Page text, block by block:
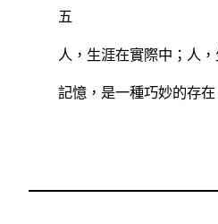
五
人，生涯在實際中；人
記憶，是一種巧妙的存